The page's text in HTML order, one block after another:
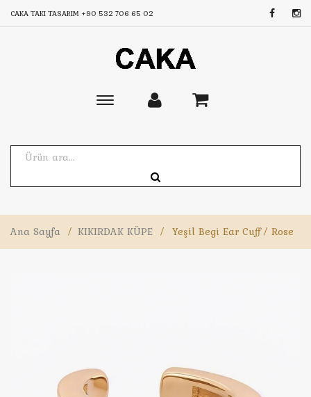
CAKA TAKI TASARIM +90 532 706 65 02
Toggle
Ana Sayfa / KIKIRDAK KÜPE / Yeşil Begi Ear Cuff / Rose